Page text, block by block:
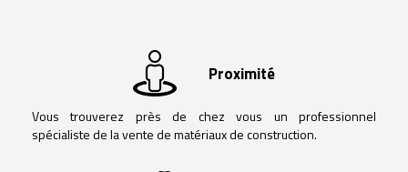
Proximité
Vous trouverez près de chez vous un professionnel
spécialiste de la vente de matériaux de construction.